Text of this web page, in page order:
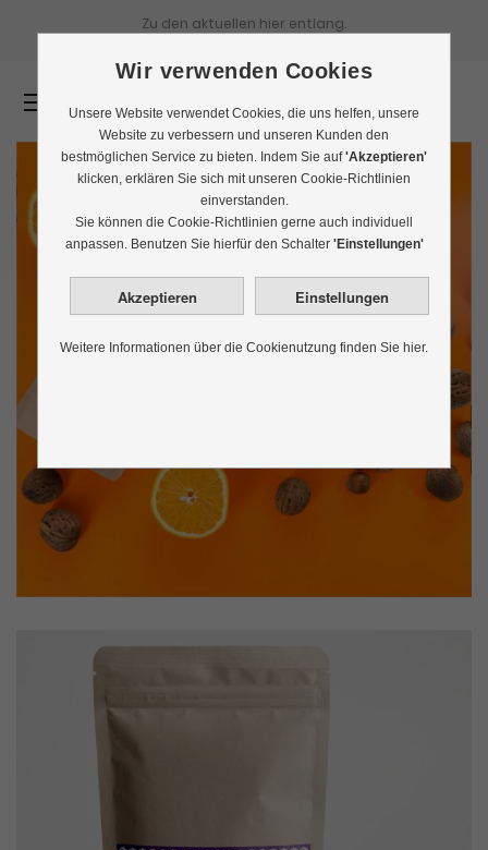
Zu den aktuellen hier entlang.
Wir verwenden Cookies
Unsere Website verwendet Cookies, die uns helfen, unsere
Website zu verbessern und unseren Kunden den
bestmöglichen Service zu bieten. Indem Sie auf'Akzeptieren'
klicken, erklären Sie sich mit unseren Cookie-Richtlinien
einverstanden.
Sie können die Cookie-Richtlinien gerne auch individuell
anpassen. Benutzen Sie hierfür den Schalter 'Einstellungen'
Weitere Informationen über die Cookienutzung finden Sie hier.